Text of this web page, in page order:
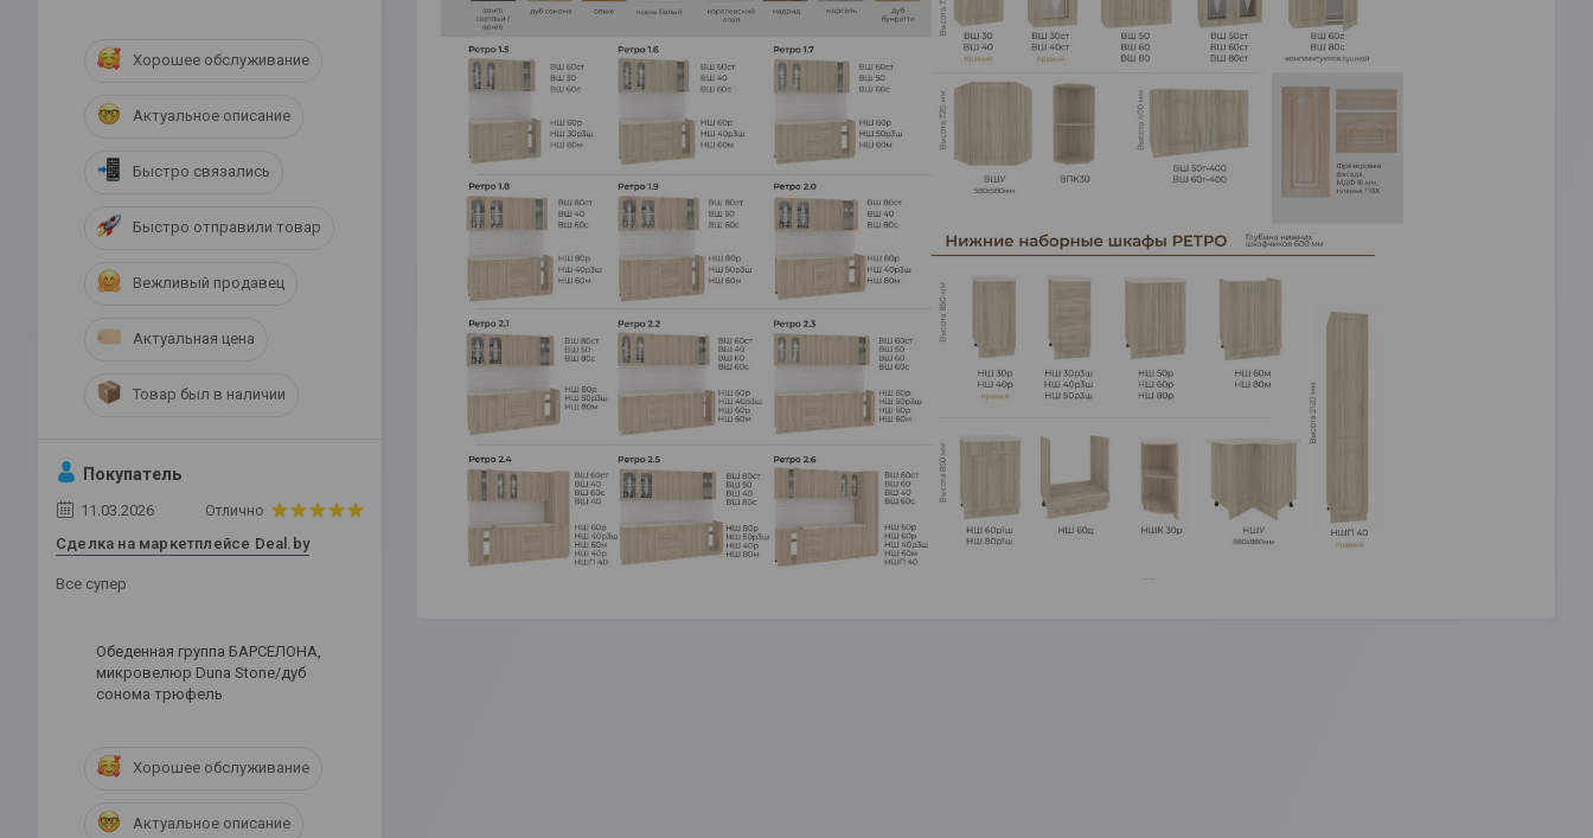
Хорошее обслуживание
Актуальное описание
Быстро связались
Быстро отправили товар
Вежливый продавец
Актуальная цена
Товар был в наличии
Покупатель
11.03.2026 Отлично
Сделка на маркетплейсе Deal.by
Все супер
Обеденная группа БАРСЕЛОНА,
микровелюр Duna Stone/дуб
сонома трюфель
Хорошее обслуживание
Актуальное описание